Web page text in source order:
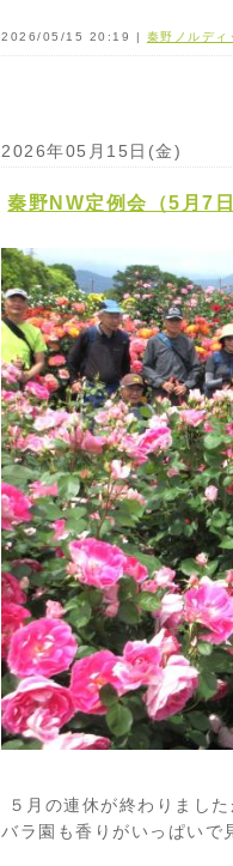
2026/05/15 20:19 | 秦野ノルディ
2026年05月15日(金)
秦野NW定例会（5月7
５月の連休が終わりまし
バラ園も香りがいっぱいで